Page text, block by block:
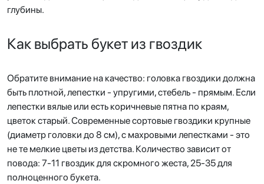
глубины.
Как выбрать букет из гвоздик
Обратите внимание на качество: головка гвоздики должна
быть плотной, лепестки - упругими, стебель - прямым. Если
лепестки вялые или есть коричневые пятна по краям,
цветок старый. Современные сортовые гвоздики крупные
(диаметр головки до 8 см), с махровыми лепестками - это
не те мелкие цветы из детства. Количество зависит от
повода: 7-11 гвоздик для скромного жеста, 25-35 для
полноценного букета.